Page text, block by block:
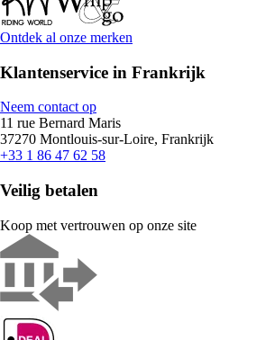
Ontdek al onze merken
Klantenservice in Frankrijk
Neem contact op
11 rue Bernard Maris
37270 Montlouis-sur-Loire, Frankrijk
+33 1 86 47 62 58
Veilig betalen
Koop met vertrouwen op onze site